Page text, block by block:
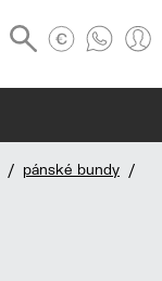
/ pánské bundy /